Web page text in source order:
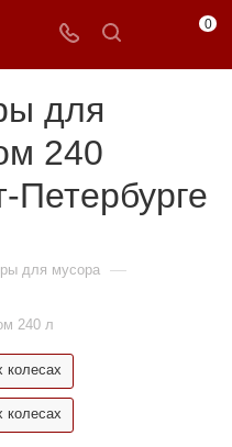
0
для
240
Петербурге
для мусора —
240 л
колесах
колесах